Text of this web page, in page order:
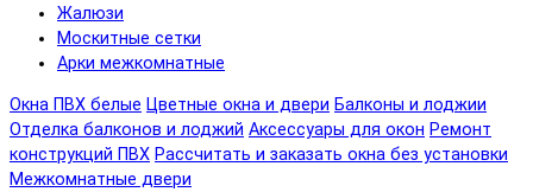
Жалюзи
Москитные сетки
Арки межкомнатные
Окна ПВХ белые Цветные окна и двери Балконы и лоджии
Отделка балконов и лоджий Аксессуары для окон Ремонт
конструкций ПВХ Рассчитать и заказать окна без установки
Межкомнатные двери